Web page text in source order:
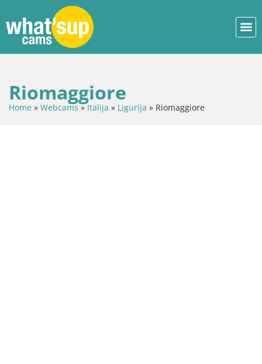
Riomaggiore
Home » Webcams»Italija » Ligurija » Riomaggiore